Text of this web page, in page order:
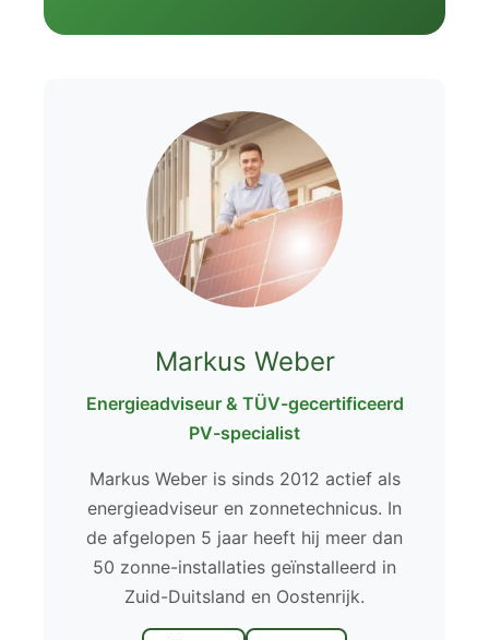
Markus Weber
Energieadviseur & TÜV-gecertificeerd
PV-specialist
Markus Weber is sinds 2012 actief als
energieadviseur en zonnetechnicus. In
de afgelopen 5 jaar heeft hij meer dan
50 zonne-installaties geïnstalleerd in
Zuid-Duitsland en Oostenrijk.